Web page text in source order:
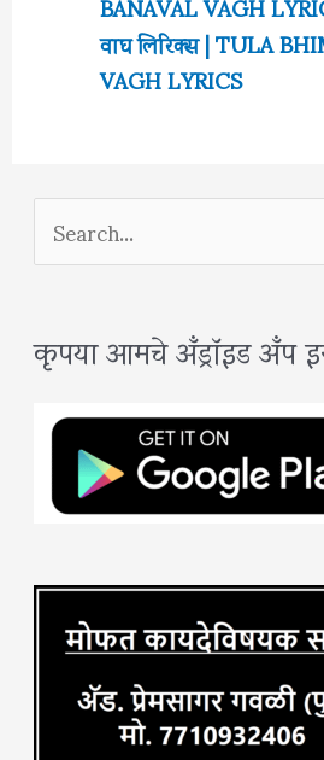
वाघ लिरिक्स | TULA
VAGH LYRICS
S
e
r
c
:
कृपया आमचे अँड्रॉइड अँप